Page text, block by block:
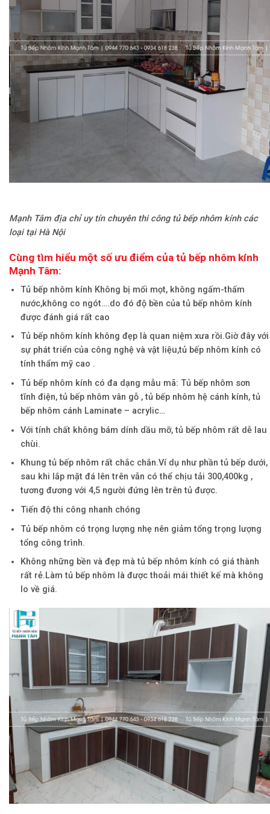
Mạnh Tâm địa chỉ uy tín chuyên thi công tủ bếp nhôm kính các
loại tại Hà Nội
Cùng tìm hiểu một số ưu điểm của tủ bếp nhôm kính
Mạnh Tâm:
Tủ bếp nhôm kính Không bị mối mọt, không ngấm-thấm
nước,không co ngót….do đó độ bền của tủ bếp nhôm kính
được đánh giá rất cao
Tủ bếp nhôm kính không đẹp là quan niệm xưa rồi.Giờ đây với
sự phát triển của công nghệ và vật liệu,tủ bếp nhôm kính có
tính thẩm mỹ cao .
Tủ bếp nhôm kính có đa dạng mẫu mã: Tủ bếp nhôm sơn
tĩnh điện, tủ bếp nhôm vân gỗ , tủ bếp nhôm hệ cánh kính, tủ
bếp nhôm cánh Laminate – acrylic…
Với tính chất không bám dính dầu mỡ, tủ bếp nhôm rất dễ lau
chùi.
Khung tủ bếp nhôm rất chắc chắn.Ví dụ như phần tủ bếp dưới,
sau khi lắp mặt đá lên trên vẫn có thể chịu tải 300,400kg ,
tương đương với 4,5 người đứng lên trên tủ được.
Tiến độ thi công nhanh chóng
Tủ bếp nhôm có trọng lượng nhẹ nên giảm tổng trọng lượng
tổng công trình.
Không những bền và đẹp mà tủ bếp nhôm kính có giá thành
rất rẻ.Làm tủ bếp nhôm là được thoải mái thiết kế mà không
lo về giá.